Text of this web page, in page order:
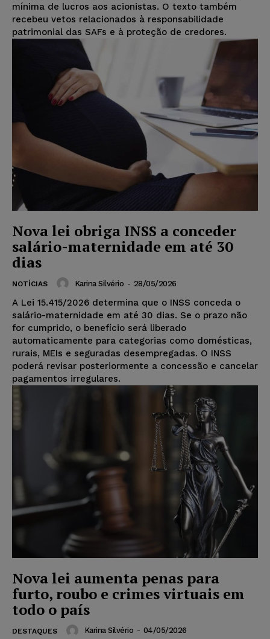
mínima de lucros aos acionistas. O texto também
recebeu vetos relacionados à responsabilidade
patrimonial das SAFs e à proteção de credores.
Nova lei obriga INSS a conceder
salário-maternidade em até 30
dias
NOTÍCIAS Karina Silvério - 28/05/2026
A Lei 15.415/2026 determina que o INSS conceda o
salário-maternidade em até 30 dias. Se o prazo não
for cumprido, o benefício será liberado
automaticamente para categorias como domésticas,
rurais, MEIs e seguradas desempregadas. O INSS
poderá revisar posteriormente a concessão e cancelar
pagamentos irregulares.
Nova lei aumenta penas para
furto, roubo e crimes virtuais em
todo o país
DESTAQUES Karina Silvério - 04/05/2026